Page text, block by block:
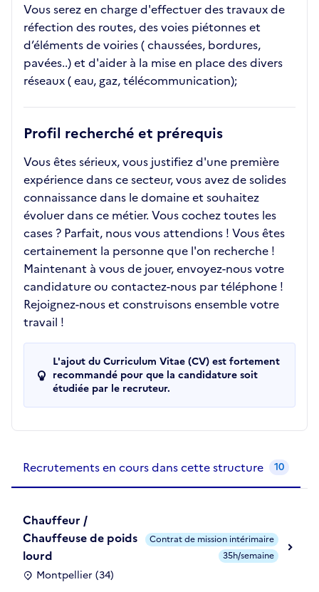
Vous serez en charge d'effectuer des travaux de
réfection des routes, des voies piétonnes et
d’éléments de voiries ( chaussées, bordures,
pavées..) et d'aider à la mise en place des divers
réseaux ( eau, gaz, télécommunication);
Profil recherché et prérequis
Vous êtes sérieux, vous justifiez d'une première
expérience dans ce secteur, vous avez de solides
connaissance dans le domaine et souhaitez
évoluer dans ce métier. Vous cochez toutes les
cases ? Parfait, nous vous attendions ! Vous êtes
certainement la personne que l'on recherche !
Maintenant à vous de jouer, envoyez-nous votre
candidature ou contactez-nous par téléphone !
Rejoignez-nous et construisons ensemble votre
travail !
L'ajout du Curriculum Vitae (CV) est fortement
recommandé pour que la candidature soit
étudiée par le recruteur.
Recrutements en cours dans cette structure 10
Chauffeur /
Chauffeuse de poids
lourd
Montpellier (34)
Contrat de mission intérimaire
35h/semaine